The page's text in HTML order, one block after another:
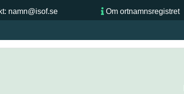
namn@isof.se Om ortnamnsregistret